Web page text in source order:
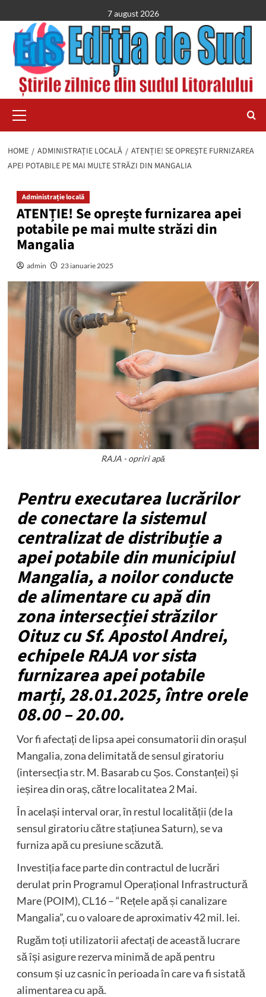
to
content
7 august 2026
Menu
HOME ADMINISTRAȚIE LOCALĂ
ATENȚIE! SE OPREȘTE FURNIZAREA
APEI POTABILE PE MAI MULTE STRĂZI DIN MANGALIA
Administrație locală
ATENȚIE! Se oprește furnizarea apei
potabile pe mai multe străzi din
Mangalia
admin 23 ianuarie 2025
RAJA - opriri apă
Pentru executarea lucrărilor
de conectare la sistemul
centralizat de distribuție a
apei potabile din municipiul
Mangalia, a noilor conducte
de alimentare cu apă din
zona intersecției străzilor
Oituz cu Sf. Apostol Andrei,
echipele RAJA vor sista
furnizarea apei potabile
marți, 28.01.2025, între orele
08.00 – 20.00.
Vor fi afectați de lipsa apei consumatorii din orașul
Mangalia, zona delimitată de sensul giratoriu
(intersecția str. M. Basarab cu Șos. Constanței) și
ieșirea din oraș, către localitatea 2 Mai.
În același interval orar, în restul localității (de la
sensul giratoriu către stațiunea Saturn), se va
furniza apă cu presiune scăzută.
Investiția face parte din contractul de lucrări
derulat prin Programul Operațional Infrastructură
Mare (POIM), CL16 – “Rețele apă și canalizare
Mangalia”, cu o valoare de aproximativ 42 mil. lei.
Rugăm toți utilizatorii afectați de această lucrare
să își asigure rezerva minimă de apă pentru
consum și uz casnic în perioada în care va fi sistată
alimentarea cu apă.